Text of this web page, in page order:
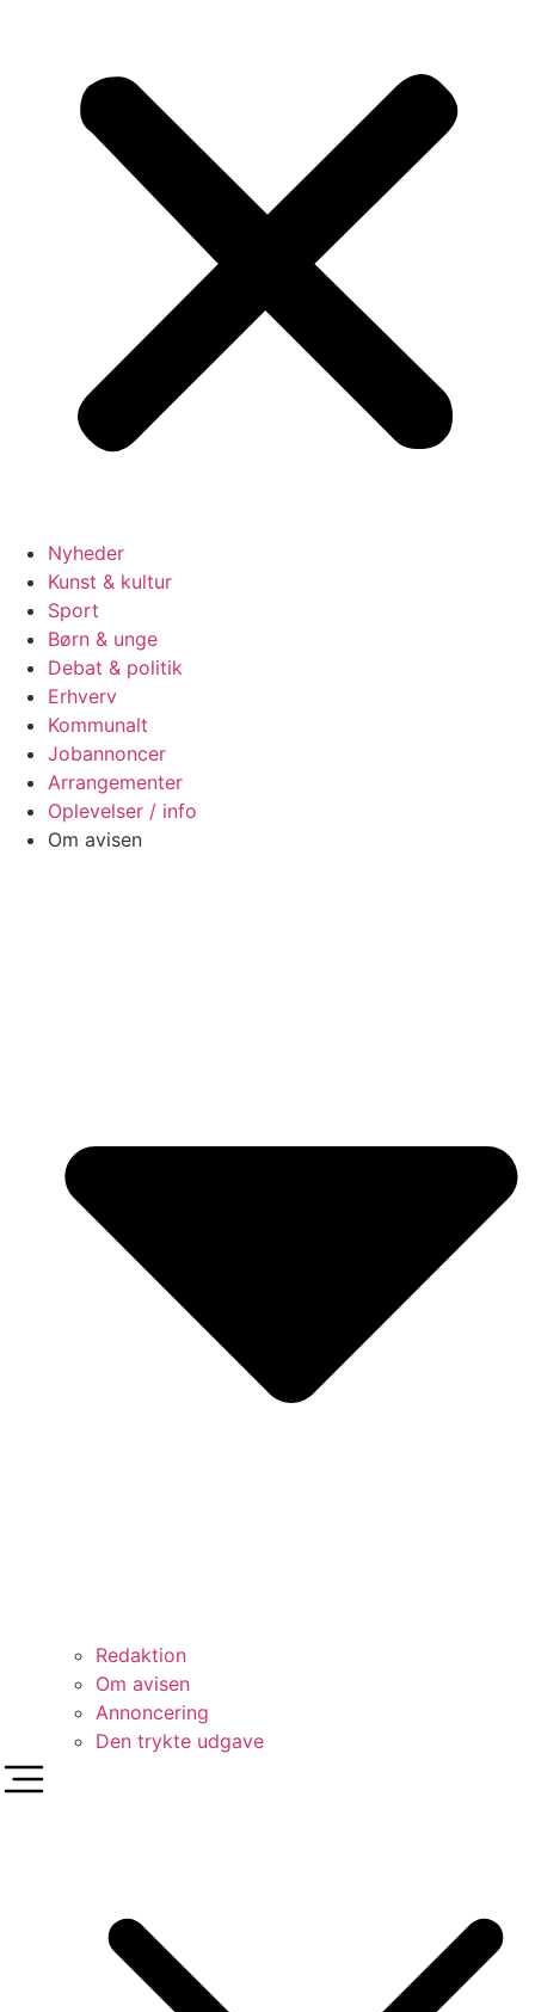
Nyheder
Kunst & kultur
Sport
Børn & unge
Debat & politik
Erhverv
Kommunalt
Jobannoncer
Arrangementer
Oplevelser / info
Om avisen
Redaktion
Om avisen
Annoncering
Den trykte udgave